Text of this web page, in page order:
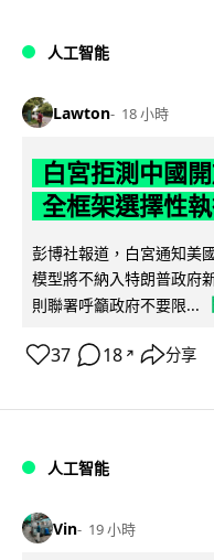
人工智能
Lawton 18 小時
白宮拒測中國
全框架選擇性
彭博社報道，白宮通知美
模型將不納入特朗普政府
則聯署呼籲政府不要限...
37 18 ↗ 分享
人工智能
Vin 19 小時